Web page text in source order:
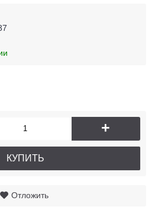
+
КУПИТЬ
Отложить